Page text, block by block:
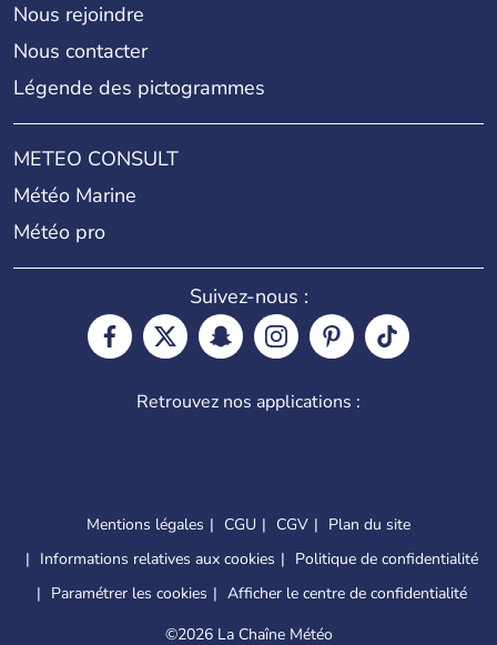
Nous rejoindre
Nous contacter
Légende des pictogrammes
METEO CONSULT
Météo Marine
Météo pro
Suivez-nous :
Retrouvez nos applications :
Mentions légales CGU CGV
Plan du site
Informations relatives aux cookies
Politique de confidentialité
Paramétrer les cookies
Afficher le centre de confidentialité
©2026 La Chaîne Météo